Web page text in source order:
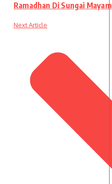
Ramadhan Di Sungai Mayam
Next Article